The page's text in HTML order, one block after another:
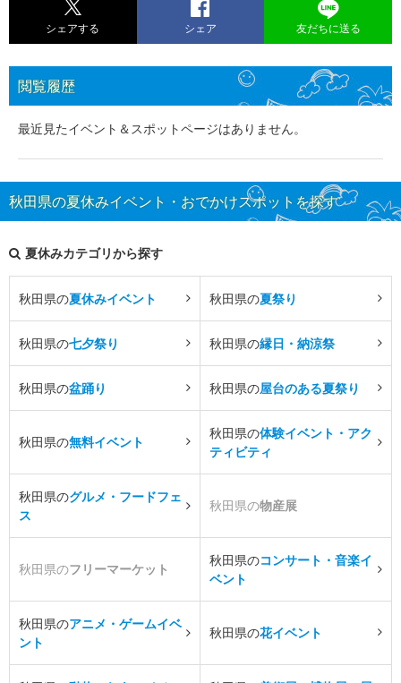
シェアする シェア 友だちに送る
閲覧履歴
最近見たイベント＆スポットページはありません。
秋田県の夏休みイベント・おでかけスポットを探す
夏休みカテゴリから探す
秋田県の夏休みイベント 秋田県の夏祭り
秋田県の七夕祭り 秋田県の縁日・納涼祭
秋田県の盆踊り 秋田県の屋台のある夏祭り
秋田県の無料イベント
秋田県の体験イベント・アク
ティビティ
秋田県のグルメ・フードフェ
ス
秋田県の物産展
秋田県のフリーマーケット
秋田県のコンサート・音楽イ
ベント
秋田県のアニメ・ゲームイベ
ント
秋田県の花イベント